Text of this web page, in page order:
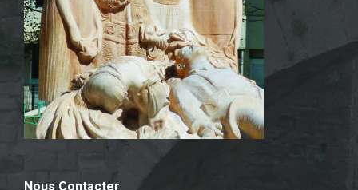
Nous Contacter